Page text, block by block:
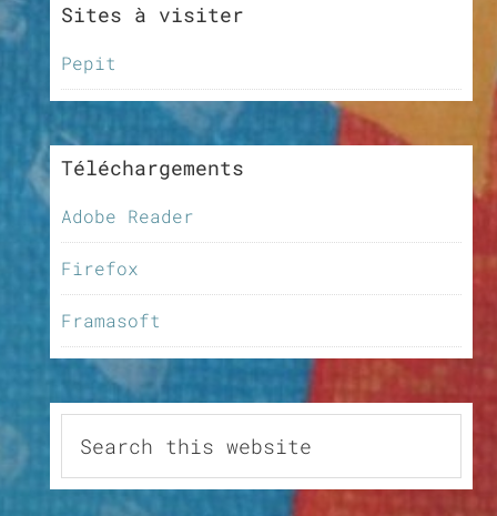
Sites à visiter
Pepit
Téléchargements
Adobe Reader
Firefox
Framasoft